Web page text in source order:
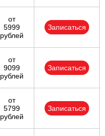
от
5999
рублей
Записаться
от
9099
рублей
Записаться
от
5799
рублей
Записаться